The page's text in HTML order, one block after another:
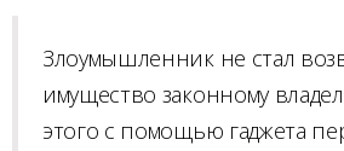
Злоумышленник не стал
имущество законному
этого с помощью гаджета